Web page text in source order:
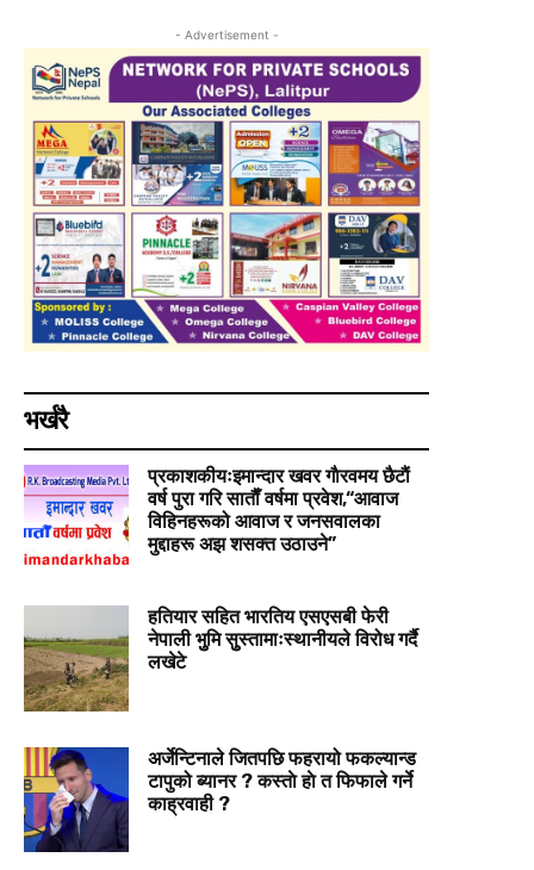
- Advertisement -
भर्खरै
प्रकाशकीयःइमान्दार खवर गाैरवमय छैटाैं
वर्ष पुरा गरि साताैँ वर्षमा प्रवेश,“आवाज
विहिनहरूको आवाज र जनसवालका
मुद्दाहरू अझ शसक्त उठाउने”
हतियार सहित भारतिय एसएसबी फेरी
नेपाली भुुमि सुुस्तामाःस्थानीयले विरोध गर्दै
लखेटे
अर्जेन्टिनाले जितपछि फहरायो फकल्यान्ड
टापुको ब्यानर ? कस्ताे हाे त फिफाले गर्ने
काह्रवाही ?